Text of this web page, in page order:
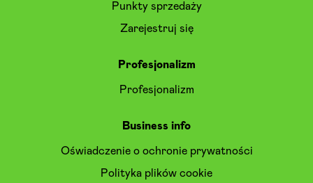
Punkty sprzedaży
Zarejestruj się
Profesjonalizm
Profesjonalizm
Business info
Oświadczenie o ochronie prywatności
Polityka plików cookie